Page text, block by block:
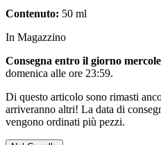
Contenuto: 50 ml
In Magazzino
Consegna entro il giorno
domenica alle ore 23:59.
Di questo articolo sono rimasti
arriveranno altri! La data di
vengono ordinati più pezzi.